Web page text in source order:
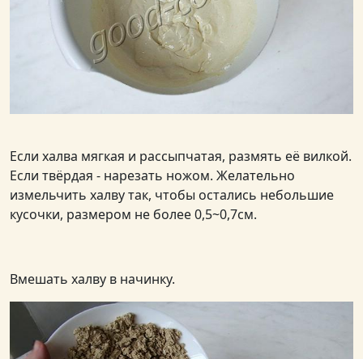
Если халва мягкая и рассыпчатая, размять её вилкой.
Если твёрдая - нарезать ножом. Желательно
измельчить халву так, чтобы остались небольшие
кусочки, размером не более 0,5~0,7см.
Вмешать халву в начинку.